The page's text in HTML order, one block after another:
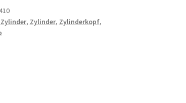
Zylinder, Zylinder, Zylinderkopf,